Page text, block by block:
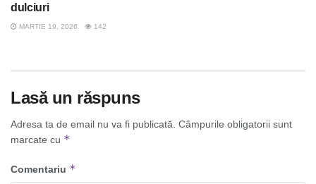
dulciuri
MARTIE 19, 2026 142
Lasă un răspuns
Adresa ta de email nu va fi publicată. Câmpurile obligatorii sunt
marcate cu *
Comentariu *